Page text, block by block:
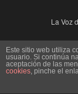
La Voz
Este sitio web utiliza
usuario. Si continúa
aceptación de las
cookies, pinche el